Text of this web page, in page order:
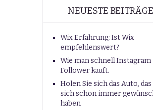
NEUESTE BEITRÄGE
Wix Erfahrung: Ist Wix
empfehlenswert?
Wie man schnell Instagram
Follower kauft.
Holen Sie sich das Auto, das
sich schon immer
haben